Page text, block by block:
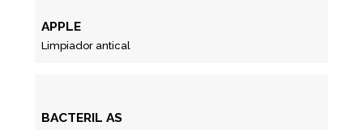
APPLE
Limpiador antical
BACTERIL AS